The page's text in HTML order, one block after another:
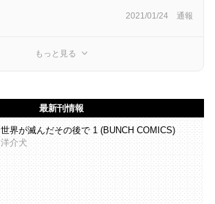
2021/01/24 通報
もっと見る
最新刊情報
世界が滅んだその後で 1 (BUNCH COMICS)
洋介犬